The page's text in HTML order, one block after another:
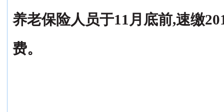
养老保险人员于11月底前,速缴
费。